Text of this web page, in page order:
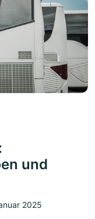
und
2025